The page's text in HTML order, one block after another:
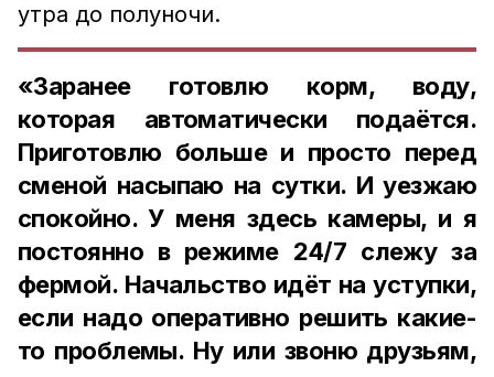
утра до полуночи.
«Заранее готовлю корм, воду,
которая автоматически подаётся.
Приготовлю больше и просто перед
сменой насыпаю на сутки. И уезжаю
спокойно. У меня здесь камеры, и я
постоянно в режиме 24/7 слежу за
фермой. Начальство идёт на уступки,
если надо оперативно решить какие-
то проблемы. Ну или звоню друзьям,